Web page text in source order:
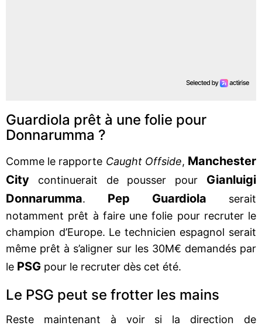
Guardiola prêt à une folie pour
Donnarumma ?
Comme le rapporte Caught Offside, Manchester
City continuerait de pousser pour Gianluigi
Donnarumma. Pep Guardiola serait
notamment prêt à faire une folie pour recruter le
champion d’Europe. Le technicien espagnol serait
même prêt à s’aligner sur les 30M€ demandés par
le PSG pour le recruter dès cet été.
Le PSG peut se frotter les mains
Reste maintenant à voir si la direction de